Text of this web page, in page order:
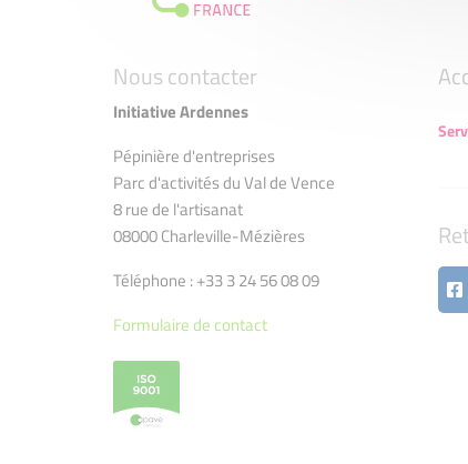
Nous contacter
Initiative Ardennes
Pépinière d'entreprises
Parc d'activités du Val de Vence
8 rue de l'artisanat
08000 Charleville-Mézières
Téléphone : +33 3 24 56 08 09
Formulaire de contact